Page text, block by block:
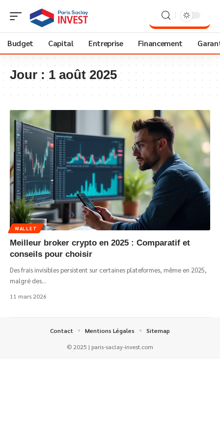
Budget Capital Entreprise Financement
Jour :1 août 2025
WALLET
Meilleur broker crypto en 2025 : Comparatif et
conseils pour choisir
Des frais invisibles persistent sur certaines plateformes, même en 2025,
malgré des…
11 mars 2026
© 2025 | paris-saclay-invest.com
Contact Mentions Légales Sitemap